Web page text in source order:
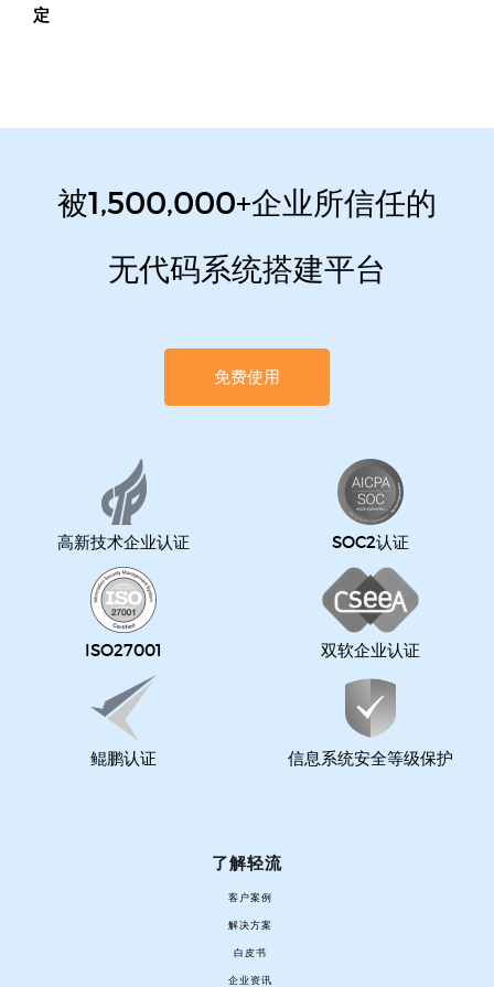
定
被1,500,000+企业所信任的
无代码系统搭建平台
免费使用
高新技术企业认证 SOC2认证
ISO27001 双软企业认证
鲲鹏认证 信息系统安全等级保护
了解轻流
客户案例
解决方案
白皮书
企业资讯